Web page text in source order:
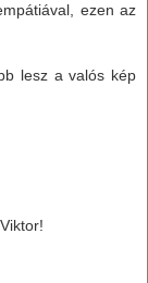
ezen az
lesz a valós kép